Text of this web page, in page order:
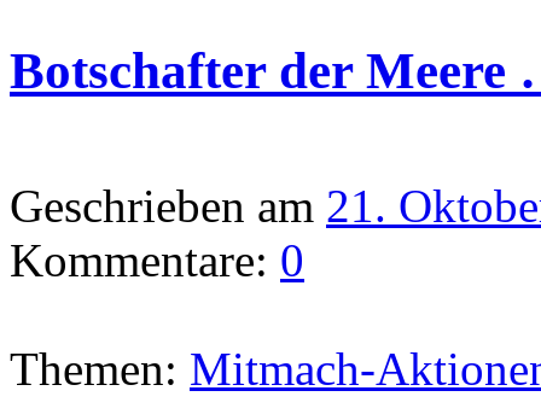
Botschafter der Meere
Geschrieben am 21.
Kommentare: 0
Themen: Mitmach-